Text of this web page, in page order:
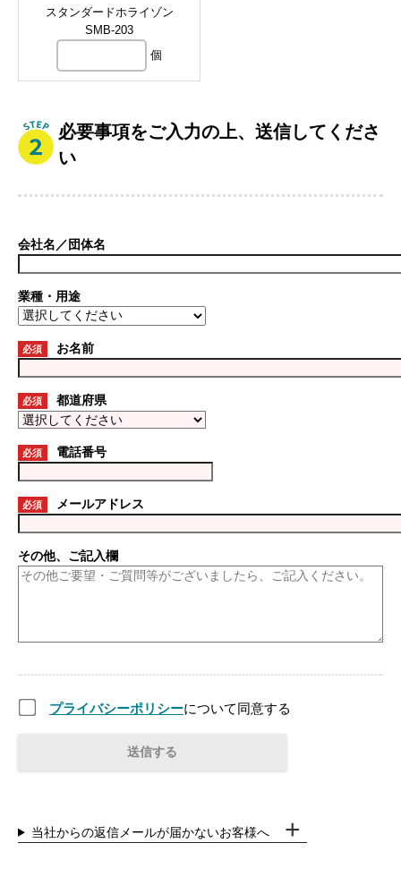
スタンダードホライゾン
SMB-203
個
必要事項をご入力の上、送信してくださ
い
会社名／団体名
業種・用途
必須 お名前
必須 都道府県
必須 電話番号
必須 メールアドレス
その他、ご記入欄
プライバシーポリシーについて同意する
当社からの返信メールが届かないお客様へ